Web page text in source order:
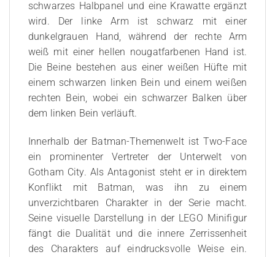
schwarzes Halbpanel und eine Krawatte ergänzt
wird. Der linke Arm ist schwarz mit einer
dunkelgrauen Hand, während der rechte Arm
weiß mit einer hellen nougatfarbenen Hand ist.
Die Beine bestehen aus einer weißen Hüfte mit
einem schwarzen linken Bein und einem weißen
rechten Bein, wobei ein schwarzer Balken über
dem linken Bein verläuft.
Innerhalb der Batman-Themenwelt ist Two-Face
ein prominenter Vertreter der Unterwelt von
Gotham City. Als Antagonist steht er in direktem
Konflikt mit Batman, was ihn zu einem
unverzichtbaren Charakter in der Serie macht.
Seine visuelle Darstellung in der LEGO Minifigur
fängt die Dualität und die innere Zerrissenheit
des Charakters auf eindrucksvolle Weise ein.